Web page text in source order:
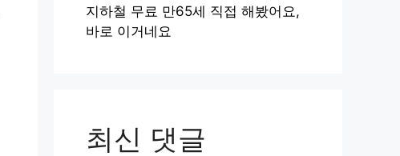
지하철 무료 만65세 직접 해봤어요,
바로 이거네요
최신 댓글